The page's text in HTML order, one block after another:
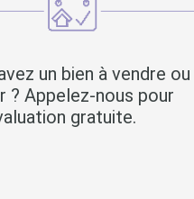
un bien à vendre ou
? Appelez-nous pour
gratuite.